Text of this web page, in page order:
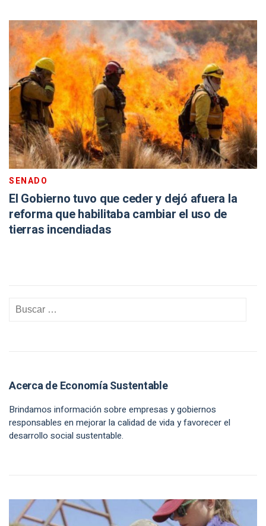
SENADO
El Gobierno tuvo que ceder y dejó afuera la
reforma que habilitaba cambiar el uso de
tierras incendiadas
Acerca de Economía Sustentable
Brindamos información sobre empresas y gobiernos
responsables en mejorar la calidad de vida y favorecer el
desarrollo social sustentable.